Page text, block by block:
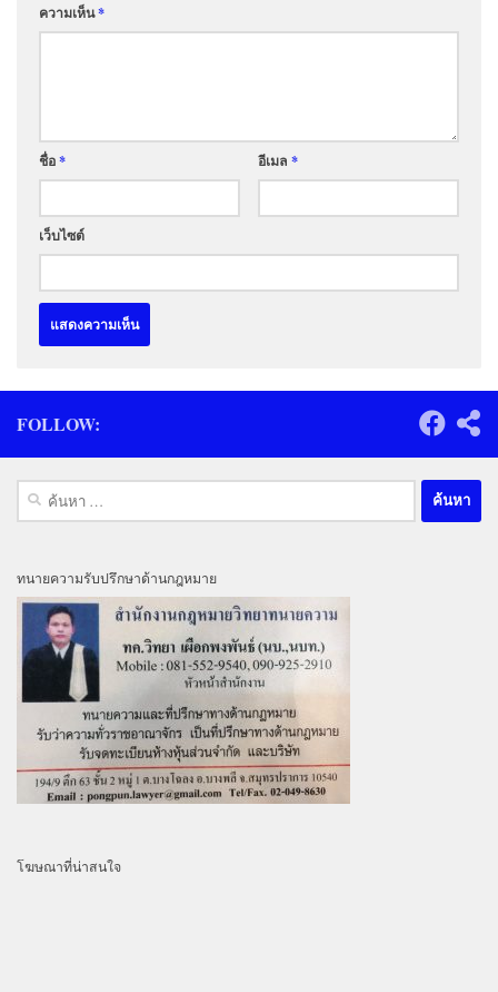
ความเห็น*
ชื่อ* อีเมล *
เว็บไซต์
FOLLOW:
ค้นหา
สำหรับ:
ทนายความรับปรึกษาด้านกฎหมาย
โฆษณาที่น่าสนใจ